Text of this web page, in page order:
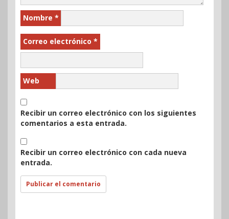
Nombre *
Correo electrónico *
Web
Recibir un correo electrónico con los siguientes
comentarios a esta entrada.
Recibir un correo electrónico con cada nueva
entrada.